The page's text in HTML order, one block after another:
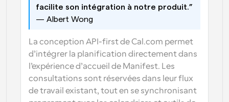
facilite son intégration à notre produit.”
— Albert Wong
La conception API-first de Cal.com permet
d’intégrer la planification directement dans
l’expérience d’accueil de Manifest. Les
consultations sont réservées dans leur flux
de travail existant, tout en se synchronisant